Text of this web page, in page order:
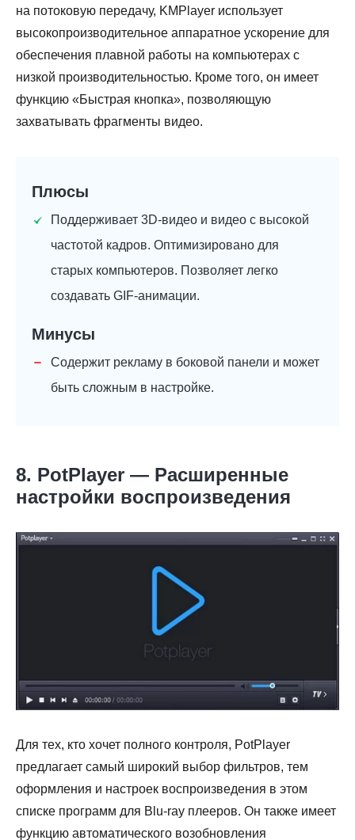
на потоковую передачу, KMPlayer использует
высокопроизводительное аппаратное ускорение для
обеспечения плавной работы на компьютерах с
низкой производительностью. Кроме того, он имеет
функцию «Быстрая кнопка», позволяющую
захватывать фрагменты видео.
Плюсы
Поддерживает 3D-видео и видео с высокой
частотой кадров. Оптимизировано для
старых компьютеров. Позволяет легко
создавать GIF-анимации.
Минусы
Содержит рекламу в боковой панели и может
быть сложным в настройке.
8. PotPlayer — Расширенные
настройки воспроизведения
Для тех, кто хочет полного контроля, PotPlayer
предлагает самый широкий выбор фильтров, тем
оформления и настроек воспроизведения в этом
списке программ для Blu-ray плееров. Он также имеет
функцию автоматического возобновления